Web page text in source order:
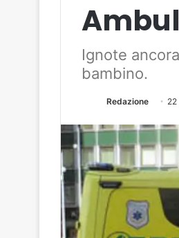
Ignote
bambino.
Redazione